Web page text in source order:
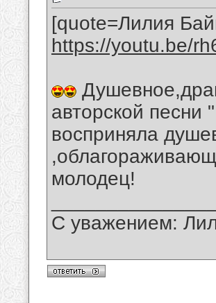
[quote=Лилия
https://youtu.be/
авторской песни
восприняла
молодец!
С уважением: